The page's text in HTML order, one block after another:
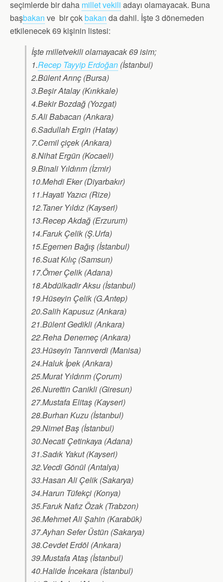
seçimlerde bir daha millet vekili adayı olamayacak. Buna
başbakan ve bir çokbakan da dahil. İşte 3 dönemeden
etkilenecek 69 kişinin listesi:
İşte milletvekili olamayacak 69 isim;
1.Recep Tayyip Erdoğan (İstanbul)
2.Bülent Arınç (Bursa)
3.Beşir Atalay (Kırıkkale)
4.Bekir Bozdağ (Yozgat)
5.Ali Babacan (Ankara)
6.Sadullah Ergin (Hatay)
7.Cemil çiçek (Ankara)
8.Nihat Ergün (Kocaeli)
9.Binali Yıldırım (İzmir)
10.Mehdi Eker (Diyarbakır)
11.Hayati Yazıcı (Rize)
12.Taner Yıldız (Kayseri)
13.Recep Akdağ (Erzurum)
14.Faruk Çelik (Ş.Urfa)
15.Egemen Bağış (İstanbul)
16.Suat Kılıç (Samsun)
17.Ömer Çelik (Adana)
18.Abdülkadir Aksu (İstanbul)
19.Hüseyin Çelik (G.Antep)
20.Salih Kapusuz (Ankara)
21.Bülent Gedikli (Ankara)
22.Reha Denemeç (Ankara)
23.Hüseyin Tanrıverdi (Manisa)
24.Haluk İpek (Ankara)
25.Murat Yıldırım (Çorum)
26.Nurettin Canikli (Giresun)
27.Mustafa Elitaş (Kayseri)
28.Burhan Kuzu (İstanbul)
29.Nimet Baş (İstanbul)
30.Necati Çetinkaya (Adana)
31.Sadık Yakut (Kayseri)
32.Vecdi Gönül (Antalya)
33.Hasan Ali Çelik (Sakarya)
34.Harun Tüfekçi (Konya)
35.Faruk Nafız Özak (Trabzon)
36.Mehmet Ali Şahin (Karabük)
37.Ayhan Sefer Üstün (Sakarya)
38.Cevdet Erdöl (Ankara)
39.Mustafa Ataş (İstanbul)
40.Halide İncekara (İstanbul)